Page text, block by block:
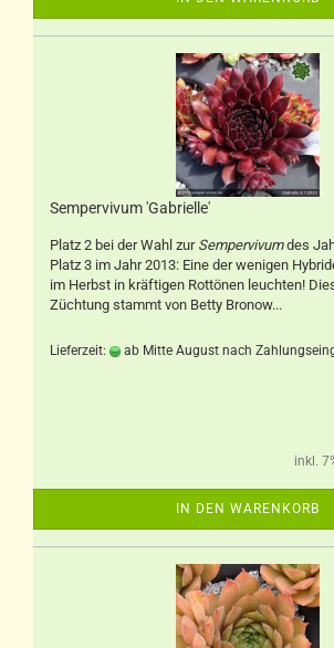
Sempervivum 'Gabrielle'
Platz 2 bei der Wahl zur Sempervivumdes
Platz 3 im Jahr 2013: Eine der wenigen
im Herbst in kräftigen Rottönen leuchten!
Züchtung stammt von Betty Bronow...
Lieferzeit: ab Mitte August nach
inkl.
IN DEN WARENKORB